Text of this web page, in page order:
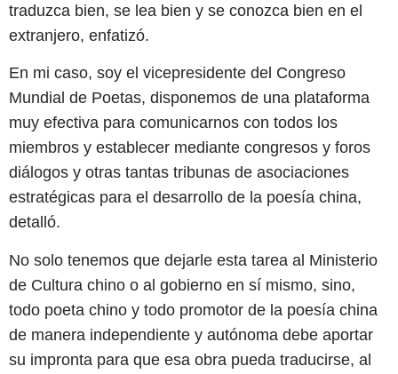
traduzca bien, se lea bien y se conozca bien en el
extranjero, enfatizó.
En mi caso, soy el vicepresidente del Congreso
Mundial de Poetas, disponemos de una plataforma
muy efectiva para comunicarnos con todos los
miembros y establecer mediante congresos y foros
diálogos y otras tantas tribunas de asociaciones
estratégicas para el desarrollo de la poesía china,
detalló.
No solo tenemos que dejarle esta tarea al Ministerio
de Cultura chino o al gobierno en sí mismo, sino,
todo poeta chino y todo promotor de la poesía china
de manera independiente y autónoma debe aportar
su impronta para que esa obra pueda traducirse, al